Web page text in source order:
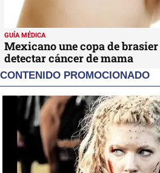
GUÍA MÉDICA
Mexicano une copa de
detectar cáncer de mama
CONTENIDO PROMOCIONADO